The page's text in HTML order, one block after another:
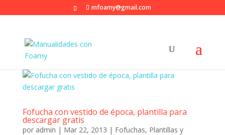
mfoamy@gmail.com
Fofucha con vestido de época, plantilla para
descargar gratis
por admin | Mar 22, 2013 | Fofuchas, Plantillas y